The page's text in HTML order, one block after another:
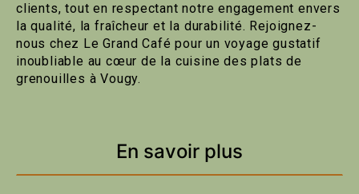
clients, tout en respectant notre engagement envers
la qualité, la fraîcheur et la durabilité. Rejoignez-
nous chez Le Grand Café pour un voyage gustatif
inoubliable au cœur de la cuisine des plats de
grenouilles à Vougy.
En savoir plus